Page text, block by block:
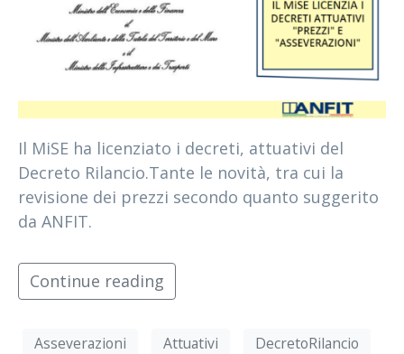
Il MiSE ha licenziato i decreti, attuativi del
Decreto Rilancio.Tante le novità, tra cui la
revisione dei prezzi secondo quanto suggerito
da ANFIT.
Continue reading
Asseverazioni Attuativi
DecretoRilancio